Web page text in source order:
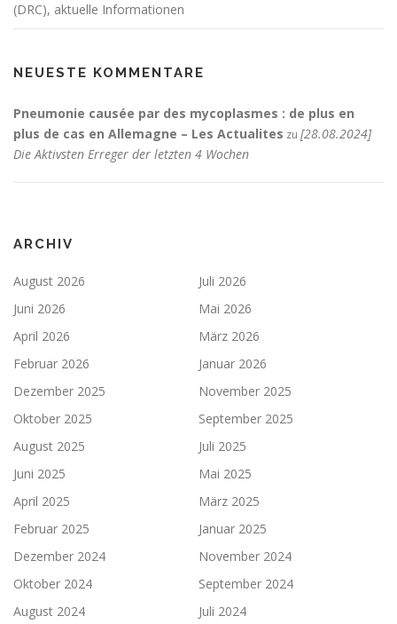
(DRC), aktuelle Informationen
NEUESTE KOMMENTARE
Pneumonie causée par des mycoplasmes : de plus en
plus de cas en Allemagne – Les Actualites zu [28.08.2024]
Die Aktivsten Erreger der letzten 4 Wochen
ARCHIV
August 2026
Juli 2026
Juni 2026
Mai 2026
April 2026
März 2026
Februar 2026
Januar 2026
Dezember 2025
November 2025
Oktober 2025
September 2025
August 2025
Juli 2025
Juni 2025
Mai 2025
April 2025
März 2025
Februar 2025
Januar 2025
Dezember 2024
November 2024
Oktober 2024
September 2024
August 2024
Juli 2024